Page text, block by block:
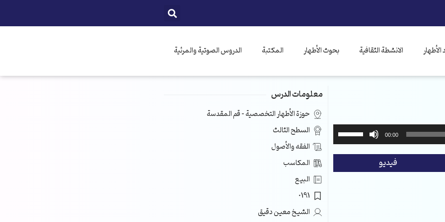
الانشطة الثقافية بحوث الأطهار المكتبة الدروس الصوتية والمرئية
00:00
استخدم
الأسهم
فيديو
معلومات الدرس
حوزة الأطهار التخصصية – قم المقدسة
السطح الثالث
الفقه والأصول
المكاسب
البيع
0191
الشيخ معين دقيق